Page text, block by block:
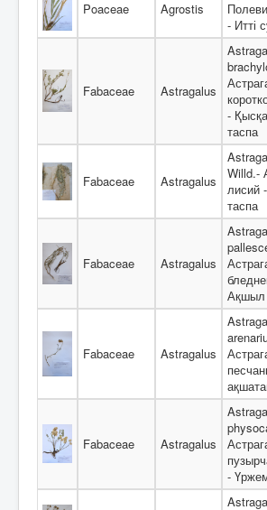
Poaceae Agrostis
- Итті
Fabaceae Astragalus
-
таспа
Fabaceae Astragalus
Willd.-
лисий
таспа
Fabaceae Astragalus
Ақшыл
Fabaceae Astragalus
Fabaceae Astragalus
-